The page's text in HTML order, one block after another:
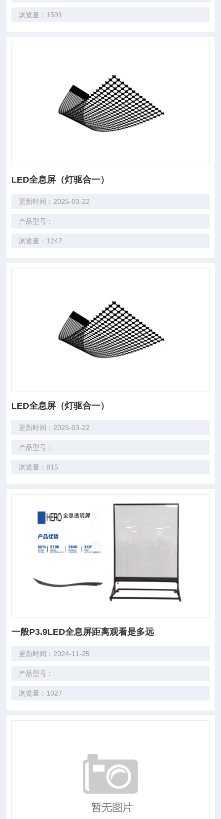
浏览量：1591
LED全息屏（灯驱合一）
更新时间：2025-03-22
产品型号：
浏览量：1247
LED全息屏（灯驱合一）
更新时间：2025-03-22
产品型号：
浏览量：815
一般P3.9LED全息屏距离观看是多远
更新时间：2024-11-25
产品型号：
浏览量：1027